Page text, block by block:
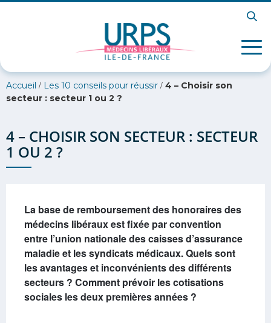
Accueil / Les 10 conseils pour réussir / 4 – Choisir son
secteur : secteur 1 ou 2 ?
4 – CHOISIR SON SECTEUR : SECTEUR
1 OU 2 ?
La base de remboursement des honoraires des
médecins libéraux est fixée par convention
entre l’union nationale des caisses d’assurance
maladie et les syndicats médicaux. Quels sont
les avantages et inconvénients des différents
secteurs ? Comment prévoir les cotisations
sociales les deux premières années ?